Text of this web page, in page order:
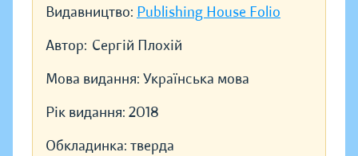
Видавництво: Publishing House Folio
Автор: Сергій Плохій
Мова видання: Українська мова
Рік видання: 2018
Обкладинка: тверда